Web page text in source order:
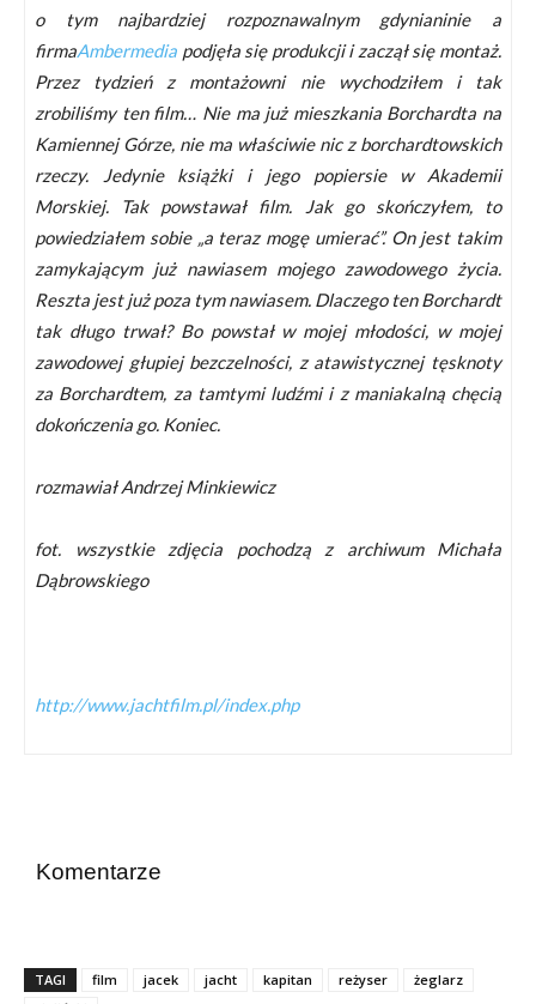
o tym najbardziej rozpoznawalnym gdynianinie a
firmaAmbermedia podjęła się produkcji i zaczął się montaż.
Przez tydzień z montażowni nie wychodziłem i tak
zrobiliśmy ten film… Nie ma już mieszkania Borchardta na
Kamiennej Górze, nie ma właściwie nic z borchardtowskich
rzeczy. Jedynie książki i jego popiersie w Akademii
Morskiej. Tak powstawał film. Jak go skończyłem, to
powiedziałem sobie „a teraz mogę umierać”. On jest takim
zamykającym już nawiasem mojego zawodowego życia.
Reszta jest już poza tym nawiasem. Dlaczego ten Borchardt
tak długo trwał? Bo powstał w mojej młodości, w mojej
zawodowej głupiej bezczelności, z atawistycznej tęsknoty
za Borchardtem, za tamtymi ludźmi i z maniakalną chęcią
dokończenia go. Koniec.
rozmawiał Andrzej Minkiewicz
fot. wszystkie zdjęcia pochodzą z archiwum Michała
Dąbrowskiego
http://www.jachtfilm.pl/index.php
Komentarze
TAGI film jacek jacht kapitan reżyser
żeglarz